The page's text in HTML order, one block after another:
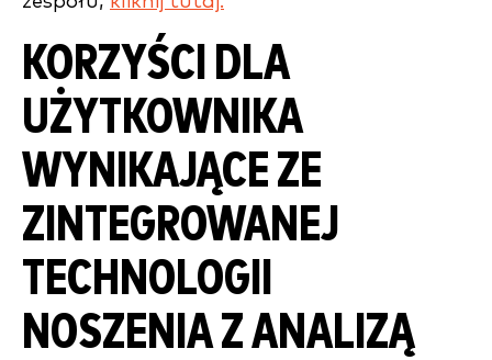
KORZYŚCI DLA
UŻYTKOWNIKA
WYNIKAJĄCE ZE
ZINTEGROWANEJ
TECHNOLOGII
NOSZENIA Z ANALIZĄ